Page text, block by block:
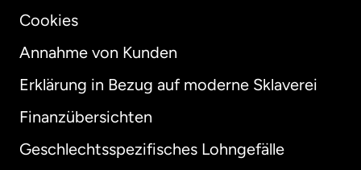
Cookies
Annahme von Kunden
Erklärung in Bezug auf moderne Sklaverei
Finanzübersichten
Geschlechtsspezifisches Lohngefälle
International English